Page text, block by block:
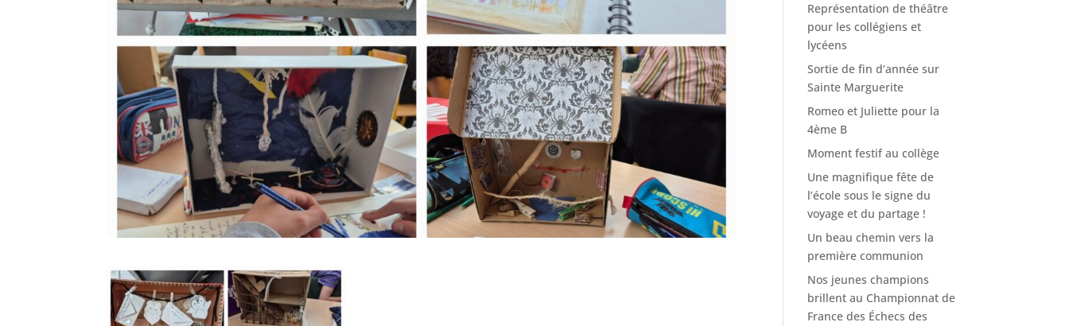
Représentation de théâtre
pour les collégiens et
lycéens
Sortie de fin d’année sur
Sainte Marguerite
Romeo et Juliette pour la
4ème B
Moment festif au collège
Une magnifique fête de
l’école sous le signe du
voyage et du partage !
Un beau chemin vers la
première communion
Nos jeunes champions
brillent au Championnat de
France des Échecs des